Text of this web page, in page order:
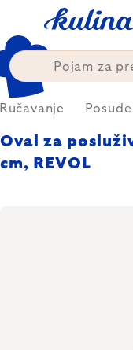
content
Oval za
cm, REVOL